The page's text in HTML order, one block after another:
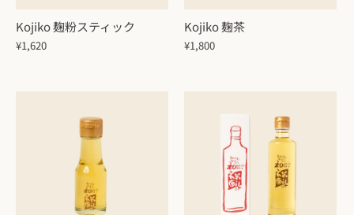
Kojiko 麹粉スティック
¥1,620
Kojiko 麹茶
¥1,800